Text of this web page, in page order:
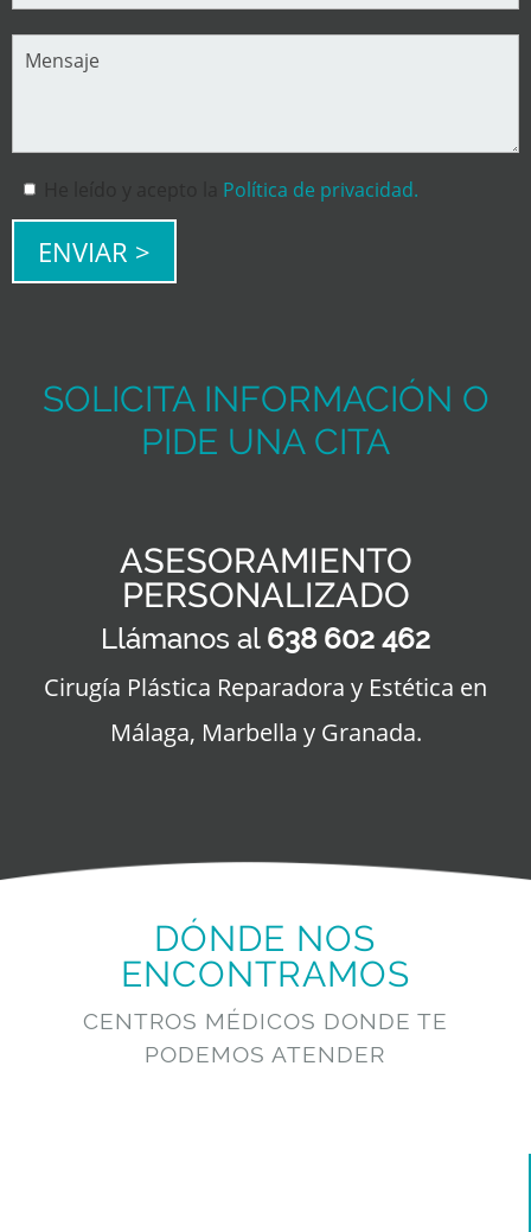
Política de privacidad.
SOLICITA INFORMACIÓN O
PIDE UNA CITA
ASESORAMIENTO
PERSONALIZADO
Llámanos al 638 602 462
Cirugía Plástica Reparadora y Estética en
Málaga, Marbella y Granada.
DÓNDE NOS
ENCONTRAMOS
CENTROS MÉDICOS DONDE TE
PODEMOS ATENDER